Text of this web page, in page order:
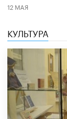
12 МАЯ
КУЛЬТУРА